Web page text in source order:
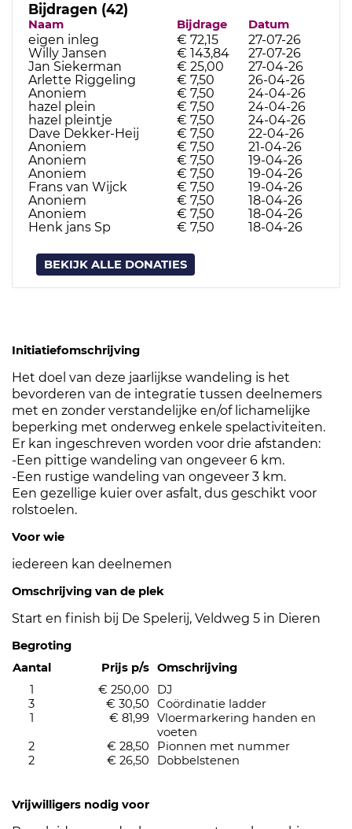
Bijdragen (42)
Naam Bijdrage Datum
eigen inleg € 72,15
27-07-26
Willy Jansen
€ 143,84
27-07-26
Jan Siekerman
€ 25,00
27-04-26
Arlette Riggeling
€ 7,50
26-04-26
Anoniem
€ 7,50
24-04-26
hazel plein
€ 7,50
24-04-26
hazel pleintje
€ 7,50
24-04-26
Dave Dekker-Heij
€ 7,50
22-04-26
Anoniem
€ 7,50
21-04-26
Anoniem
€ 7,50
19-04-26
Anoniem
€ 7,50
19-04-26
Frans van Wijck
€ 7,50
19-04-26
Anoniem
€ 7,50
18-04-26
Anoniem
€ 7,50
18-04-26
Henk jans Sp
€ 7,50 18-04-26
BEKIJK ALLE DONATIES
Initiatiefomschrijving
Het doel van deze jaarlijkse wandeling is het
bevorderen van de integratie tussen deelnemers
met en zonder verstandelijke en/of lichamelijke
beperking met onderweg enkele spelactiviteiten.
Er kan ingeschreven worden voor drie afstanden:
-Een pittige wandeling van ongeveer 6 km.
-Een rustige wandeling van ongeveer 3 km.
Een gezellige kuier over asfalt, dus geschikt voor
rolstoelen.
Voor wie
iedereen kan deelnemen
Omschrijving van de plek
Start en finish bij De Spelerij, Veldweg 5 in Dieren
Begroting
Aantal
Prijs p/s Omschrijving
1
€ 250,00
DJ
3
€ 30,50
Coördinatie ladder
1
€ 81,99 Vloermarkering handen en
voeten
2
€ 28,50
Pionnen met nummer
2
€ 26,50 Dobbelstenen
Vrijwilligers nodig voor